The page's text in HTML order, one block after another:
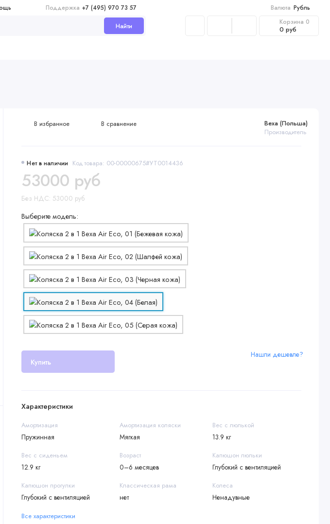
Поддержка +7 (495) 970 73 57 Валюта Рубль
Найти Корзина 0
0 руб
Нет в наличии Код товара: 00-00000675#УТ0014436
Bexa (Польша)
Производитель
53000 руб
Без НДС: 53000 руб
Выберите модель:
Купить
Нашли дешевле?
В избранное В сравнение
Характеристики
Амортизация
Пружинная
Амортизация коляски
Мягкая
Вес с люлькой
13.9 кг
Вес с сиденьем
12.9 кг
Возраст
0–6 месяцев
Капюшон люльки
Глубокий с вентиляцией
Капюшон прогулки
Глубокий с вентиляцией
Классическая рама
нет
Колеса
Ненадувные
Все характеристики